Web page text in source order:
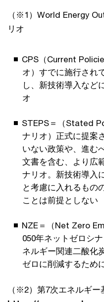
（※1）World Energy
リオ
CPS（Current
オ）すでに施行され
し、新技術導入など
オ
STEPS＝（Stated
ナリオ）正式に提案
いない政策や、進む
文書を含む、より広
ナリオ。新技術導入
と考慮に入れるもの
ことは前提としない
NZE＝（Net Zero
050年ネットゼロシ
ネルギー関連二酸化
ゼロに削減するため
（※2）第7次エネルギー